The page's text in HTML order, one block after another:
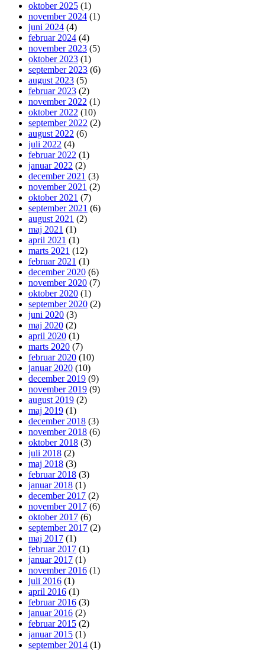
oktober 2025 (1)
november 2024 (1)
juni 2024 (4)
februar 2024 (4)
november 2023 (5)
oktober 2023 (1)
september 2023 (6)
august 2023 (5)
februar 2023 (2)
november 2022 (1)
oktober 2022 (10)
september 2022 (2)
august 2022 (6)
juli 2022 (4)
februar 2022 (1)
januar 2022 (2)
december 2021 (3)
november 2021 (2)
oktober 2021 (7)
september 2021 (6)
august 2021 (2)
maj 2021 (1)
april 2021 (1)
marts 2021 (12)
februar 2021 (1)
december 2020 (6)
november 2020 (7)
oktober 2020 (1)
september 2020 (2)
juni 2020 (3)
maj 2020 (2)
april 2020 (1)
marts 2020 (7)
februar 2020 (10)
januar 2020 (10)
december 2019 (9)
november 2019 (9)
august 2019 (2)
maj 2019 (1)
december 2018 (3)
november 2018 (6)
oktober 2018 (3)
juli 2018 (2)
maj 2018 (3)
februar 2018 (3)
januar 2018 (1)
december 2017 (2)
november 2017 (6)
oktober 2017 (6)
september 2017 (2)
maj 2017 (1)
februar 2017 (1)
januar 2017 (1)
november 2016 (1)
juli 2016 (1)
april 2016 (1)
februar 2016 (3)
januar 2016 (2)
februar 2015 (2)
januar 2015 (1)
september 2014 (1)